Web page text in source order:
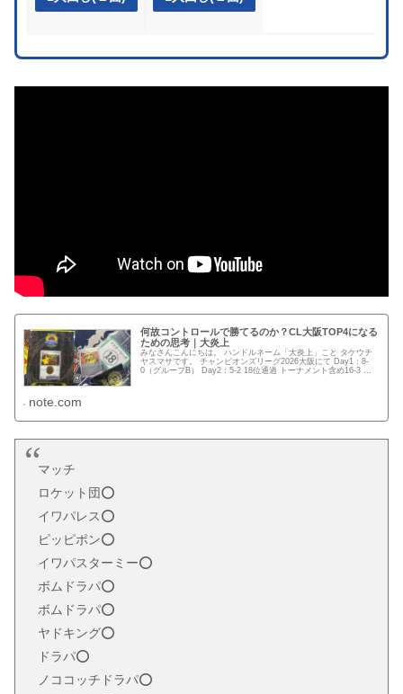
何故コントロールで勝てるのか？CL大阪TOP4になる
ための思考｜大炎上
みなさんこんにちは。 ハンドルネーム「大炎上」こと タケウチ
ヤスマサです。 チャンピオンズリーグ2026大阪にて Day1：8-
0（グループB） Day2：5-2 18位通過 トーナメント含め16-3 と
note.com
マッチ
ロケット団⭕️
イワパレス⭕️
ピッピポン⭕️
イワパスターミー⭕️
ボムドラパ⭕️
ボムドラパ⭕️
ヤドキング⭕️
ドラパ⭕️
ノココッチドラパ⭕️